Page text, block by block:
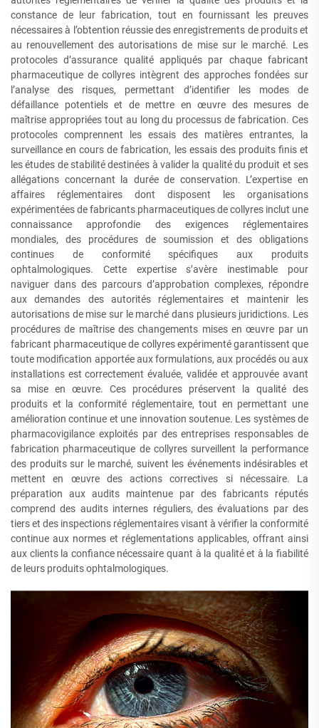
constance de leur fabrication, tout en fournissant les preuves
nécessaires à l’obtention réussie des enregistrements de produits et
au renouvellement des autorisations de mise sur le marché. Les
protocoles d’assurance qualité appliqués par chaque fabricant
pharmaceutique de collyres intègrent des approches fondées sur
l’analyse des risques, permettant d’identifier les modes de
défaillance potentiels et de mettre en œuvre des mesures de
maîtrise appropriées tout au long du processus de fabrication. Ces
protocoles comprennent les essais des matières entrantes, la
surveillance en cours de fabrication, les essais des produits finis et
les études de stabilité destinées à valider la qualité du produit et ses
allégations concernant la durée de conservation. L’expertise en
affaires réglementaires dont disposent les organisations
expérimentées de fabricants pharmaceutiques de collyres inclut une
connaissance approfondie des exigences réglementaires
mondiales, des procédures de soumission et des obligations
continues de conformité spécifiques aux produits
ophtalmologiques. Cette expertise s’avère inestimable pour
naviguer dans des parcours d’approbation complexes, répondre
aux demandes des autorités réglementaires et maintenir les
autorisations de mise sur le marché dans plusieurs juridictions. Les
procédures de maîtrise des changements mises en œuvre par un
fabricant pharmaceutique de collyres expérimenté garantissent que
toute modification apportée aux formulations, aux procédés ou aux
installations est correctement évaluée, validée et approuvée avant
sa mise en œuvre. Ces procédures préservent la qualité des
produits et la conformité réglementaire, tout en permettant une
amélioration continue et une innovation soutenue. Les systèmes de
pharmacovigilance exploités par des entreprises responsables de
fabrication pharmaceutique de collyres surveillent la performance
des produits sur le marché, suivent les événements indésirables et
mettent en œuvre des actions correctives si nécessaire. La
préparation aux audits maintenue par des fabricants réputés
comprend des audits internes réguliers, des évaluations par des
tiers et des inspections réglementaires visant à vérifier la conformité
continue aux normes et réglementations applicables, offrant ainsi
aux clients la confiance nécessaire quant à la qualité et à la fiabilité
de leurs produits ophtalmologiques.